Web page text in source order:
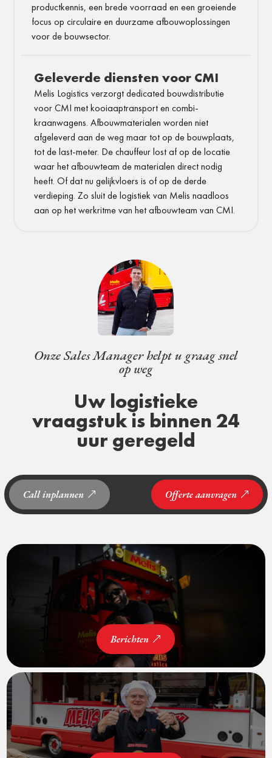
productkennis, een brede voorraad en een groeiende
focus op circulaire en duurzame afbouwoplossingen
voor de bouwsector.
Geleverde diensten voor CMI
Melis Logistics verzorgt dedicated bouwdistributie
voor CMI met kooiaaptransport en combi-
kraanwagens. Afbouwmaterialen worden niet
afgeleverd aan de weg maar tot op de bouwplaats,
tot de last-meter. De chauffeur lost af op de locatie
waar het afbouwteam de materialen direct nodig
heeft. Of dat nu gelijkvloers is of op de derde
verdieping. Zo sluit de logistiek van Melis naadloos
aan op het werkritme van het afbouwteam van CMI.
Onze Sales Manager helpt u graag snel
op weg
Uw logistieke
vraagstuk is binnen 24
uur geregeld
Call inplannen Offerte aanvragen
Berichten